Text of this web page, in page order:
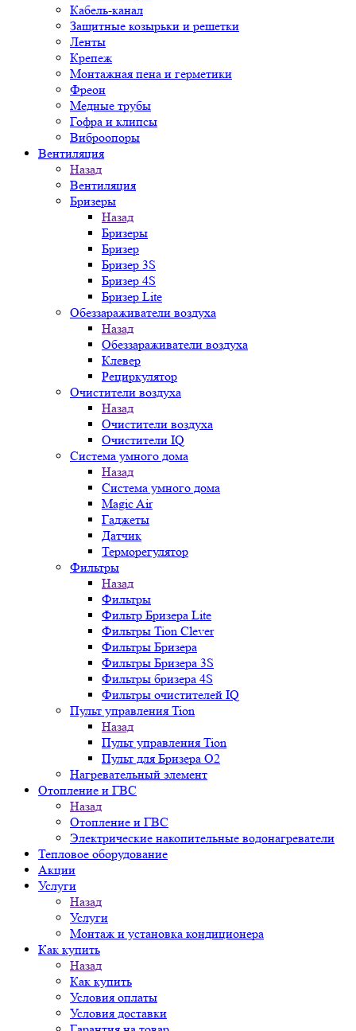
Кабель-канал
Защитные козырьки и решетки
Ленты
Крепеж
Монтажная пена и герметики
Фреон
Медные трубы
Гофра и клипсы
Виброопоры
Вентиляция
Назад
Вентиляция
Бризеры
Назад
Бризеры
Бризер
Бризер 3S
Бризер 4S
Бризер Lite
Обеззараживатели воздуха
Назад
Обеззараживатели воздуха
Клевер
Рециркулятор
Очистители воздуха
Назад
Очистители воздуха
Очистители IQ
Система умного дома
Назад
Система умного дома
Magic Air
Гаджеты
Датчик
Терморегулятор
Фильтры
Назад
Фильтры
Фильтр Бризера Lite
Фильтры Tion Clever
Фильтры Бризера
Фильтры Бризера 3S
Фильтры бризера 4S
Фильтры очистителей IQ
Пульт управления Tion
Назад
Пульт управления Tion
Пульт для Бризера O2
Нагревательный элемент
Отопление и ГВС
Назад
Отопление и ГВС
Электрические накопительные водонагреватели
Тепловое оборудование
Акции
Услуги
Назад
Услуги
Монтаж и установка кондиционера
Как купить
Назад
Как купить
Условия оплаты
Условия доставки